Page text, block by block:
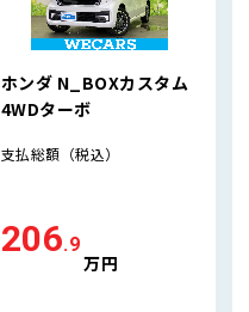
ホンダ N_BOXカスタム
4WDターボ
支払総額 （税込）
206.9
万円